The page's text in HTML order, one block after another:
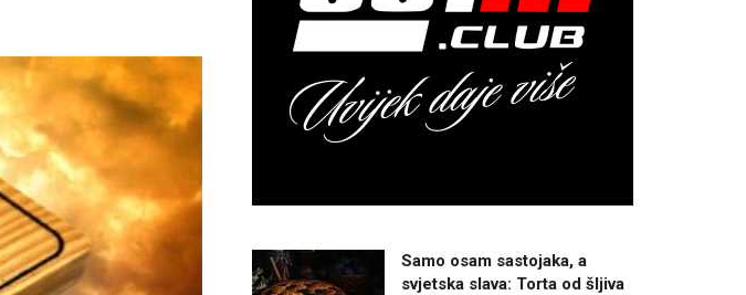
Samo osam sastojaka, a
svjetska slava: Torta od šljiva